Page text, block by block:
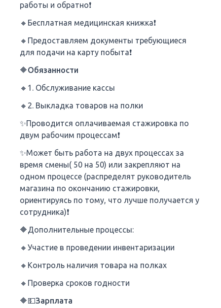
работы и обратно❗
🔸Бесплатная медицинская книжка❗
🔸Предоставляем документы требующиеся
для подачи на карту побыта❗
🔶Обязанности
🔸1. Обслуживание кассы
🔸2. Выкладка товаров на полки
✨️Проводится оплачиваемая стажировка по
двум рабочим процессам❗
✨️Может быть работа на двух процессах за
время смены( 50 на 50) или закрепляют на
одном процессе (распределят руководитель
магазина по окончанию стажировки,
ориентируясь по тому, что лучше получается у
сотрудника)❗
🔶Дополнительные процессы:
🔸Участие в проведении инвентаризации
🔸Контроль наличия товара на полках
🔸Проверка сроков годности
🔶💵Зарплата